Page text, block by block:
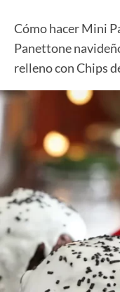
Cómo hacer Mini
Panettone
relleno con Chips